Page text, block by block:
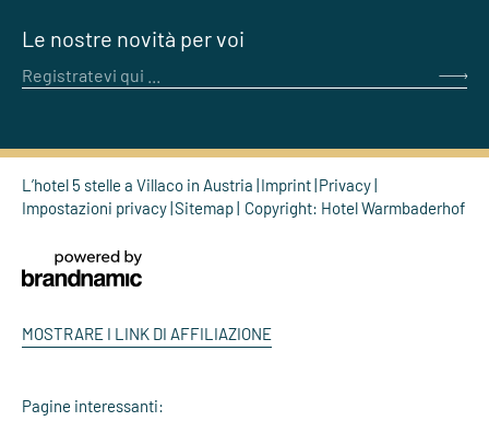
Le nostre novità per voi
Registratevi qui ...
L’hotel 5 stelle a Villaco in Austria Imprint Privacy
Impostazioni privacy Sitemap Copyright: Hotel Warmbaderhof
MOSTRARE I LINK DI AFFILIAZIONE
Pagine interessanti: